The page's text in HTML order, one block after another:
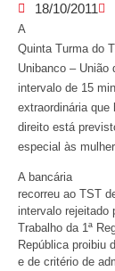
18/10/2011
A
Quinta Turma do
Unibanco – União
intervalo de 15
extraordinária que
direito está
especial às
A bancária
recorreu ao TST
intervalo rejeitado
Trabalho da 1ª
República proibiu
e de critério de